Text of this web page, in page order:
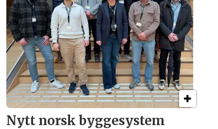
Nytt norsk byggesystem